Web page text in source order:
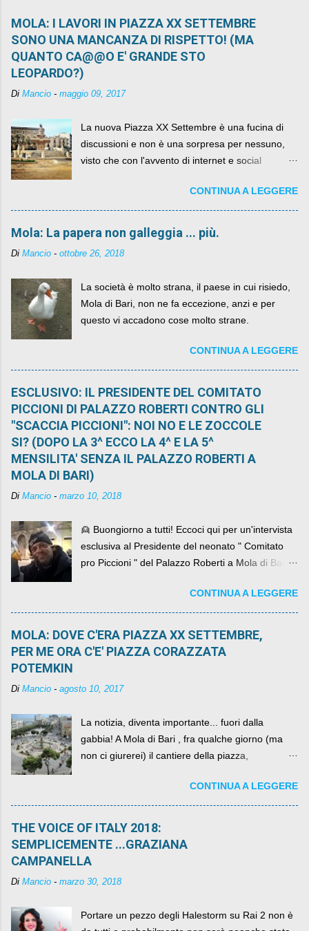
MOLA: I LAVORI IN PIAZZA XX SETTEMBRE
SONO UNA MANCANZA DI RISPETTO! (MA
QUANTO CA@@O E' GRANDE STO
LEOPARDO?)
Di Mancio - maggio 09, 2017
La nuova Piazza XX Settembre è una fucina di
discussioni e non è una sorpresa per nessuno,
visto che con l'avvento di internet e social
sua lasciandone anche traccia scritta nel web.
CONTINUA A LEGGERE
Mola: La papera non galleggia ... più.
Di Mancio - ottobre 26, 2018
La società è molto strana, il paese in cui risiedo,
Mola di Bari, non ne fa eccezione, anzi e per
questo vi accadono cose molto strane.
CONTINUA A LEGGERE
ESCLUSIVO: IL PRESIDENTE DEL COMITATO
PICCIONI DI PALAZZO ROBERTI CONTRO GLI
"SCACCIA PICCIONI": NOI NO E LE ZOCCOLE
SI? (DOPO LA 3^ ECCO LA 4^ E LA 5^
MENSILITA' SENZA IL PALAZZO ROBERTI A
MOLA DI BARI)
Di Mancio - marzo 10, 2018
👱 Buongiorno a tutti! Eccoci qui per un'intervista
esclusiva al Presidente del neonato " Comitato
pro Piccioni " del Palazzo Roberti a Mola di Bari ,
come definirlo... signor?....CONTINUA A LEGGERE
MOLA: DOVE C'ERA PIAZZA XX SETTEMBRE,
PER ME ORA C'E' PIAZZA CORAZZATA
POTEMKIN
Di Mancio - agosto 10, 2017
La notizia, diventa importante... fuori dalla
gabbia! A Mola di Bari , fra qualche giorno (ma
non ci giurerei) il cantiere della piazza,
per un numero esorbitante di mesi, non ci sarà
più. C'era una volta Piazza XX Settembre ,
CONTINUA A LEGGERE
THE VOICE OF ITALY 2018:
SEMPLICEMENTE ...GRAZIANA
CAMPANELLA
Di Mancio - marzo 30, 2018
Portare un pezzo degli Halestorm su Rai 2 non è